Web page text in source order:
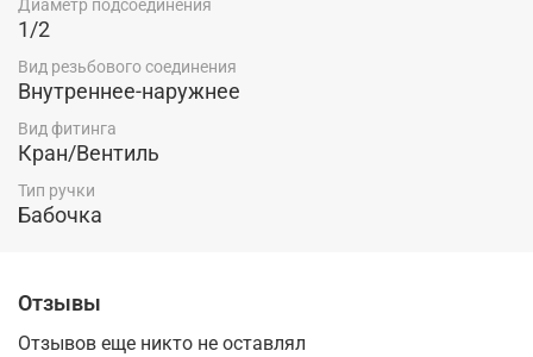
Диаметр подсоединения
1/2
Вид резьбового соединения
Внутреннее-наружнее
Вид фитинга
Кран/Вентиль
Тип ручки
Бабочка
Отзывы
Отзывов еще никто не оставлял